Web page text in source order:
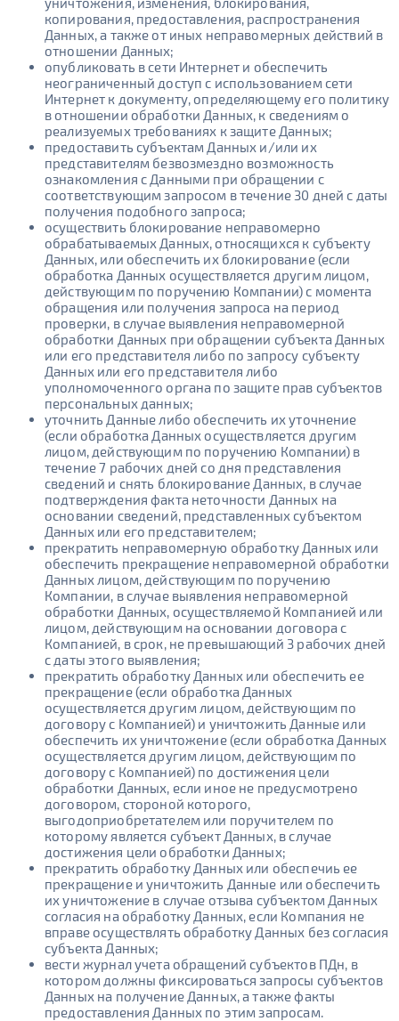
копирования, предоставления, распространения
Данных, а также от иных неправомерных действий в
отношении Данных;
опубликовать в сети Интернет и обеспечить
неограниченный доступ с использованием сети
Интернет к документу, определяющему его политику
в отношении обработки Данных, к сведениям о
реализуемых требованиях к защите Данных;
предоставить субъектам Данных и/или их
представителям безвозмездно возможность
ознакомления с Данными при обращении с
соответствующим запросом в течение 30 дней с даты
получения подобного запроса;
осуществить блокирование неправомерно
обрабатываемых Данных, относящихся к субъекту
Данных, или обеспечить их блокирование (если
обработка Данных осуществляется другим лицом,
действующим по поручению Компании) с момента
обращения или получения запроса на период
проверки, в случае выявления неправомерной
обработки Данных при обращении субъекта Данных
или его представителя либо по запросу субъекту
Данных или его представителя либо
уполномоченного органа по защите прав субъектов
персональных данных;
уточнить Данные либо обеспечить их уточнение
(если обработка Данных осуществляется другим
лицом, действующим по поручению Компании) в
течение 7 рабочих дней со дня представления
сведений и снять блокирование Данных, в случае
подтверждения факта неточности Данных на
основании сведений, представленных субъектом
Данных или его представителем;
прекратить неправомерную обработку Данных или
обеспечить прекращение неправомерной обработки
Данных лицом, действующим по поручению
Компании, в случае выявления неправомерной
обработки Данных, осуществляемой Компанией или
лицом, действующим на основании договора с
Компанией, в срок, не превышающий 3 рабочих дней
с даты этого выявления;
прекратить обработку Данных или обеспечить ее
прекращение (если обработка Данных
осуществляется другим лицом, действующим по
договору с Компанией) и уничтожить Данные или
обеспечить их уничтожение (если обработка Данных
осуществляется другим лицом, действующим по
договору с Компанией) по достижения цели
обработки Данных, если иное не предусмотрено
договором, стороной которого,
выгодоприобретателем или поручителем по
которому является субъект Данных, в случае
достижения цели обработки Данных;
прекратить обработку Данных или обеспечиь ее
прекращение и уничтожить Данные или обеспечить
их уничтожение в случае отзыва субъектом Данных
согласия на обработку Данных, если Компания не
вправе осуществлять обработку Данных без согласия
субъекта Данных;
вести журнал учета обращений субъектов ПДн, в
котором должны фиксироваться запросы субъектов
Данных на получение Данных, а также факты
предоставления Данных по этим запросам.